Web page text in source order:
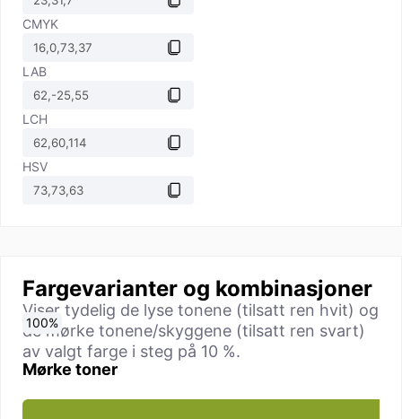
CMYK
LAB
LCH
HSV
Fargevarianter og kombinasjoner
Viser tydelig de lyse tonene (tilsatt ren hvit) og
de mørke tonene/skyggene (tilsatt ren svart)
av valgt farge i steg på 10 %.
Mørke toner
0%
10%
20%
30%
40%
50%
60%
70%
80%
90%
100%